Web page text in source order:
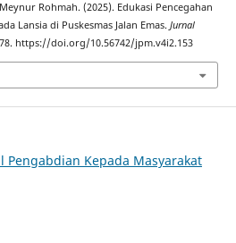
Rohmah. (2025). Edukasi Pencegahan
Lansia di Puskesmas Jalan Emas. Jurnal
https://doi.org/10.56742/jpm.v4i2.153
Pengabdian Kepada Masyarakat